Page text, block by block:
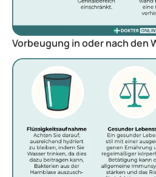
Vorbeugung in oder nach den